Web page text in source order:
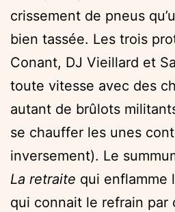
crissement de pneus
bien tassée. Les trois
Conant, DJ Vieillard et
toute vitesse avec des
autant de brûlots
se chauffer les unes
inversement). Le
La retraite qui enflamme
qui connait le refrain par